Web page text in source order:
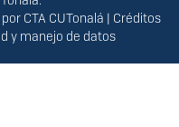
CTA CUTonalá | Créditos
y manejo de datos